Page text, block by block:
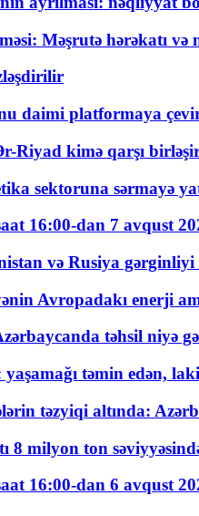
Məşrutə hərəkatı
daimi platformaya
Riyad kimə qarşı
sektoruna sərmayə
16:00-dan 7 avqust
və Rusiya gərginliyi
Avropadakı enerji
təhsil niyə
təmin edən,
təzyiqi altında:
8 milyon ton
16:00-dan 6 avqust